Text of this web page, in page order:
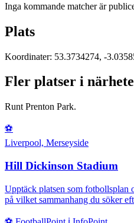
Inga kommande matcher är
Plats
Koordinater: 53.3734274, -
Fler platser i
Runt Prenton Park.
⚽
Liverpool, Merseyside
Hill Dickinson Stadium
Upptäck platsen som fotbollsplan
på vilket sammanhang du söker